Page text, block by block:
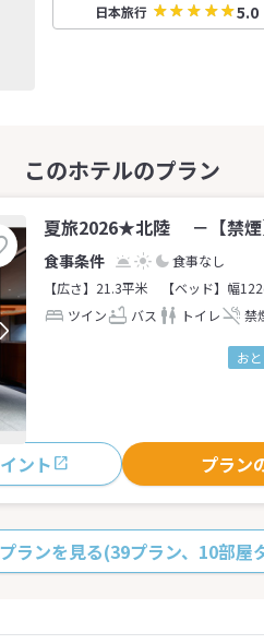
日本旅行 5.0
夏旅2026★北陸 －【禁煙
食事なし
【広さ】21.3平米
【ベッド】幅
ツイン
バス トイレ 禁
お
ント プラン
ランを見る(39プラン、10部屋